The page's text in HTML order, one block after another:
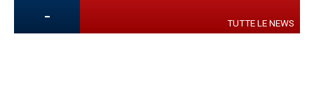
- TUTTE LE NEWS